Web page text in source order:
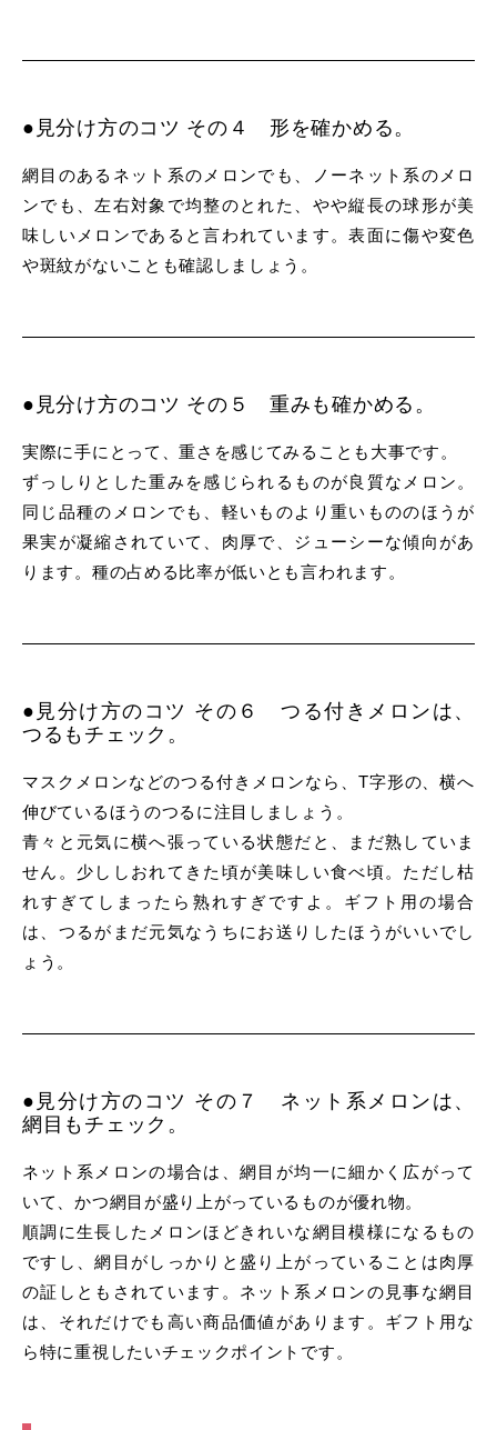
●見分け方のコツ その４ 形を確かめる。
網目のあるネット系のメロンでも、ノーネット系のメロ
ンでも、左右対象で均整のとれた、やや縦長の球形が美
味しいメロンであると言われています。表面に傷や変色
や斑紋がないことも確認しましょう。
●見分け方のコツ その５ 重みも確かめる。
実際に手にとって、重さを感じてみることも大事です。
ずっしりとした重みを感じられるものが良質なメロン。
同じ品種のメロンでも、軽いものより重いもののほうが
果実が凝縮されていて、肉厚で、ジューシーな傾向があ
ります。種の占める比率が低いとも言われます。
●見分け方のコツ その６ つる付きメロンは、
つるもチェック。
マスクメロンなどのつる付きメロンなら、T字形の、横へ
伸びているほうのつるに注目しましょう。
青々と元気に横へ張っている状態だと、まだ熟していま
せん。少ししおれてきた頃が美味しい食べ頃。ただし枯
れすぎてしまったら熟れすぎですよ。ギフト用の場合
は、つるがまだ元気なうちにお送りしたほうがいいでし
ょう。
●見分け方のコツ その７ ネット系メロンは、
網目もチェック。
ネット系メロンの場合は、網目が均一に細かく広がって
いて、かつ網目が盛り上がっているものが優れ物。
順調に生長したメロンほどきれいな網目模様になるもの
ですし、網目がしっかりと盛り上がっていることは肉厚
の証しともされています。ネット系メロンの見事な網目
は、それだけでも高い商品価値があります。ギフト用な
ら特に重視したいチェックポイントです。